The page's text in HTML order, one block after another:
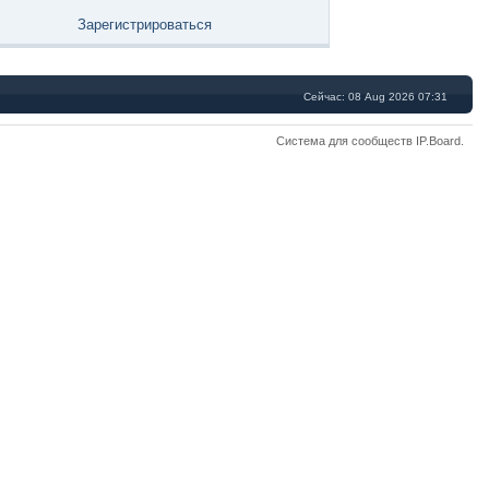
Зарегистрироваться
Сейчас: 08 Aug 2026 07:31
Система для сообществ IP.Board